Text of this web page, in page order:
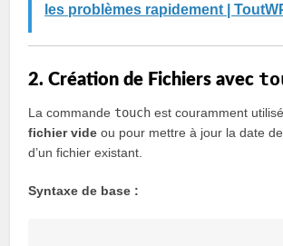
les problèmes rapidement |
2. Création de Fichiers avec
La commande touch est couramment
fichier vide ou pour mettre à jour la date
d’un fichier existant.
Syntaxe de base :